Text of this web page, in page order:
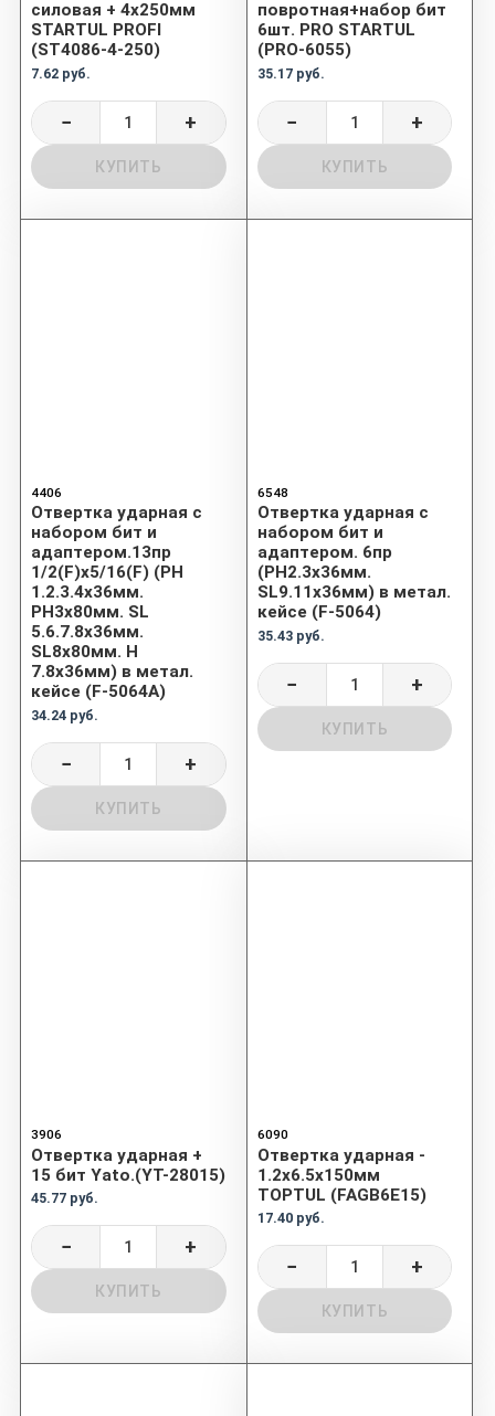
силовая + 4х250мм
STARTUL PROFI
(ST4086-4-250)
7.62 руб.
− +
КУПИТЬ
повротная+набор бит
6шт. PRO STARTUL
(PRO-6055)
35.17 руб.
− +
КУПИТЬ
4406
Отвертка ударная с
набором бит и
адаптером.13пр
1/2(F)х5/16(F) (PH
1.2.3.4х36мм.
PH3х80мм. SL
5.6.7.8х36мм.
SL8х80мм. H
7.8х36мм) в метал.
кейсе (F-5064A)
34.24 руб.
− +
КУПИТЬ
6548
Отвертка ударная с
набором бит и
адаптером. 6пр
(PH2.3х36мм.
SL9.11х36мм) в метал.
кейсе (F-5064)
35.43 руб.
− +
КУПИТЬ
3906
Отвертка ударная +
15 бит Yato.(YT-28015)
45.77 руб.
− +
КУПИТЬ
6090
Отвертка ударная -
1.2x6.5x150мм
TOPTUL (FAGB6E15)
17.40 руб.
− +
КУПИТЬ